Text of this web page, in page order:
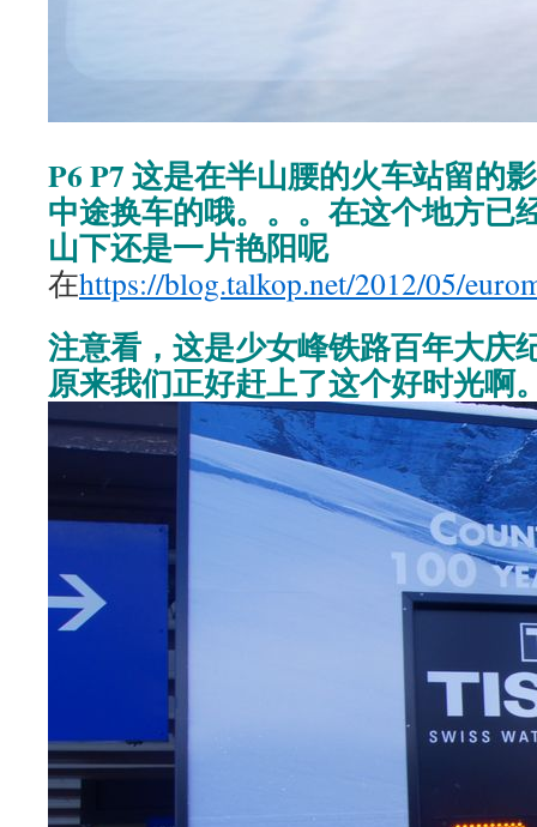
P6 P7 这是在半山腰的火车站留的
中途换车的哦。。。在这个地方已
山下还是一片艳阳呢
在https://blog.talkop.net/2012/05/
注意看，这是少女峰铁路百年大庆
原来我们正好赶上了这个好时光啊